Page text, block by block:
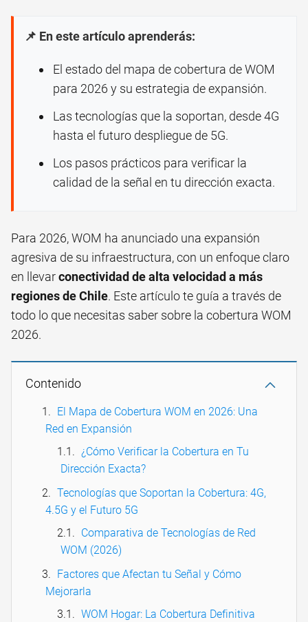
📌 En este artículo aprenderás:
El estado del mapa de cobertura de WOM
para 2026 y su estrategia de expansión.
Las tecnologías que la soportan, desde 4G
hasta el futuro despliegue de 5G.
Los pasos prácticos para verificar la
calidad de la señal en tu dirección exacta.
Para 2026, WOM ha anunciado una expansión
agresiva de su infraestructura, con un enfoque claro
en llevarconectividad de alta velocidad a más
regiones de Chile. Este artículo te guía a través de
todo lo que necesitas saber sobre la cobertura WOM
2026.
Contenido
El Mapa de Cobertura WOM en 2026: Una
Red en Expansión
¿Cómo Verificar la Cobertura en Tu
Dirección Exacta?
Tecnologías que Soportan la Cobertura: 4G,
4.5G y el Futuro 5G
Comparativa de Tecnologías de Red
WOM (2026)
Factores que Afectan tu Señal y Cómo
Mejorarla
WOM Hogar: La Cobertura Definitiva